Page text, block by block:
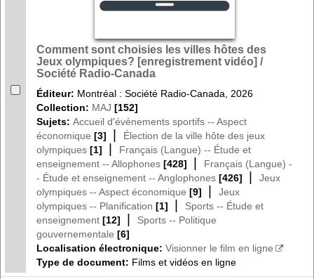
Comment sont choisies les villes hôtes des
Jeux olympiques? [enregistrement vidéo] /
Société Radio-Canada
Éditeur: Montréal : Société Radio-Canada, 2026
Collection: MAJ [152]
Sujets: Accueil d'événements sportifs -- Aspect
économique [3] |
Élection de la ville hôte des jeux
olympiques [1] |
Français (Langue) -- Étude et
enseignement -- Allophones [428] |
Français (Langue) -
- Étude et enseignement -- Anglophones [426] |
Jeux
olympiques -- Aspect économique [9] |
Jeux
olympiques -- Planification [1] |
Sports -- Étude et
enseignement [12] |
Sports -- Politique
gouvernementale [6]
Localisation électronique: Visionner le film en ligne
Type de document: Films et vidéos en ligne